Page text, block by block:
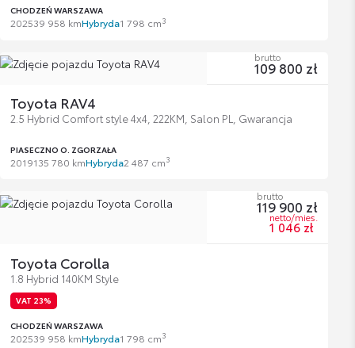
CHODZEŃ WARSZAWA
202539 958 kmHybryda1 798 cm3
Toyota RAV4
2.5 Hybrid Comfort style 4x4, 222KM, Salon PL, Gwarancja
PIASECZNO O. ZGORZAŁA
2019135 780 kmHybryda2 487 cm3
brutto
109 800 zł
Toyota Corolla
1.8 Hybrid 140KM Style
VAT 23%
CHODZEŃ WARSZAWA
202539 958 kmHybryda1 798 cm3
brutto
119 900 zł
netto/mies.
1 046 zł